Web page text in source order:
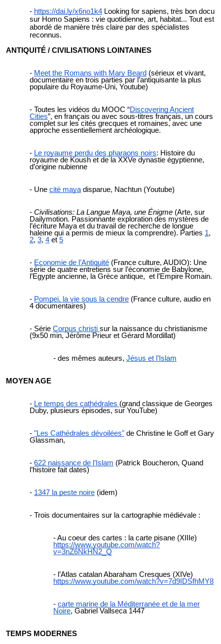
https://dai.ly/x6no1k4 Looking for sapiens, très bon docu
sur Homo Sapiens : vie quotidienne, art, habitat... Tout est
abordé de manière très claire par des spécialistes
reconnus.
ANTIQUITÉ / CIVILISATIONS LOINTAINES
Meet the Romans with Mary Beard (sérieux et vivant,
documentaire en trois parties par l’antiquisante la plus
populaire du Royaume-Uni, Youtube)
Toutes les vidéos du MOOC “Discovering Ancient
Cities”, en français ou avec sous-titres français, un cours
complet sur les cités grecques et romaines, avec une
approche essentiellement archéologique.
Le royaume perdu des pharaons noirs: Histoire du
royaume de Koush et de la XXVe dynastie égyptienne,
d’origine nubienne
Une cité maya disparue, Nachtun (Youtube)
Civilisations: La Langue Maya, une Énigme (Arte, sur
Dailymotion. Passionnante exploration des mystères de
l’écriture Maya et du travail de recherche de longue
haleine qui a permis de mieux la comprendre). Parties 1,
2, 3, 4 et 5
Economie de l’Antiquité (France culture, AUDIO): Une
série de quatre entretiens sur l’économie de Babylone,
l’Egypte ancienne, la Grèce antique, et l’Empire Romain.
Pompei, la vie sous la cendre (France culture, audio en
4 documentaires)
Série Corpus christi sur la naissance du christianisme
(9x50 min, Jérôme Prieur et Gérard Mordillat)
des mêmes auteurs, Jésus et l’Islam
MOYEN AGE
Le temps des cathédrales (grand classique de Georges
Duby, plusieurs épisodes, sur YouTube)
"Les Cathédrales dévoilées" de Christine le Goff et Gary
Glassman,
622 naissance de l’Islam (Patrick Boucheron, Quand
l’histoire fait dates)
1347 la peste noire (idem)
Trois documentaires sur la cartographie médiévale :
Au coeur des cartes : la carte pisane (XIIIe)
https://www.youtube.com/watch?
v=3nZ6NkHN2_Q
l’Atlas catalan Abaraham Cresques (XIVe)
https://www.youtube.com/watch?v=7d9IDSfhMY8
carte marine de la Méditerranée et de la mer
Noire, Gabriel Vallseca 1447
TEMPS MODERNES